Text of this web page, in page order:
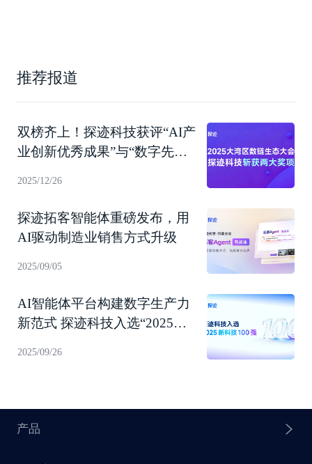
推荐报道
双榜齐上！探迹科技获评“AI产
业创新优秀成果”与“数字先锋
2025/12/26
探迹拓客智能体重磅发布，用
AI驱动制造业销售方式升级
2025/09/05
AI智能体平台构建数字生产力
新范式 探迹科技入选“2025新
2025/09/26
产品